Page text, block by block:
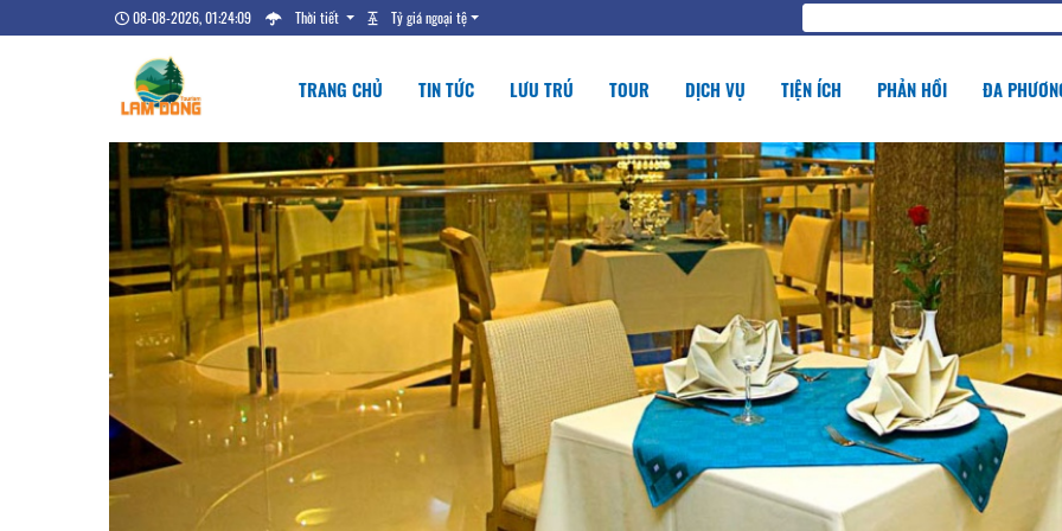
08-08-2026, 01:24:10 Thời tiết Tỷ giá ngoại tệ
TRANG CHỦ TIN TỨC LƯU TRÚ TOUR DỊCH VỤ TIỆN ÍCH PHẢN HỒI ĐA